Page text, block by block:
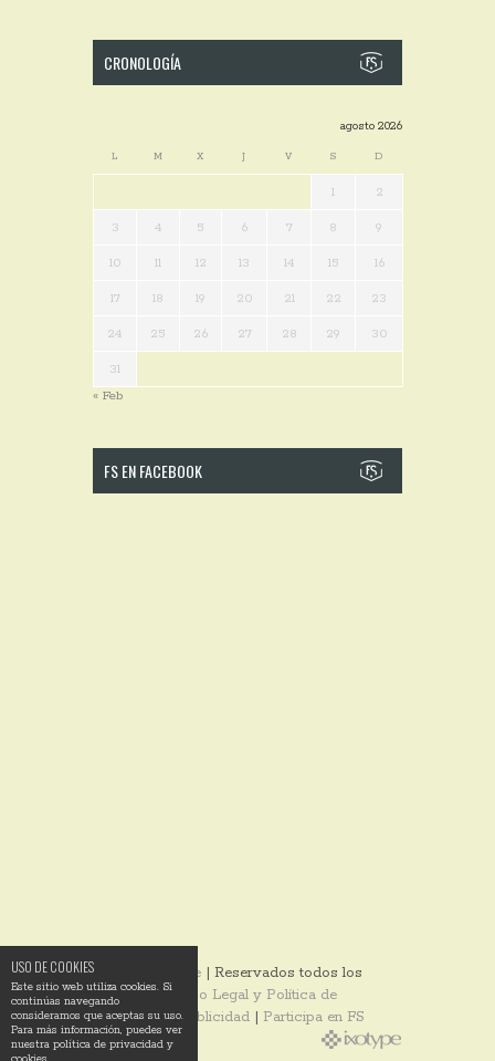
USO DE COOKIES
Este sitio web utiliza cookies. Si
continúas navegando
consideramos que aceptas su uso.
Para más información, puedes ver
nuestra política de privacidad y
CRONOLOGÍA
agosto 2026
L M X J V S D
1 2
3 4 5 6 7 8 9
10 11 12 13 14 15 16
17 18 19 20 21 22 23
24 25 26 27 28 29 30
31
« Feb
FS EN FACEBOOK
© 2014 Ixotype | Reservados todos los
derechos |Aviso Legal y Política de
Privacidad|Publicidad | Participa en FS